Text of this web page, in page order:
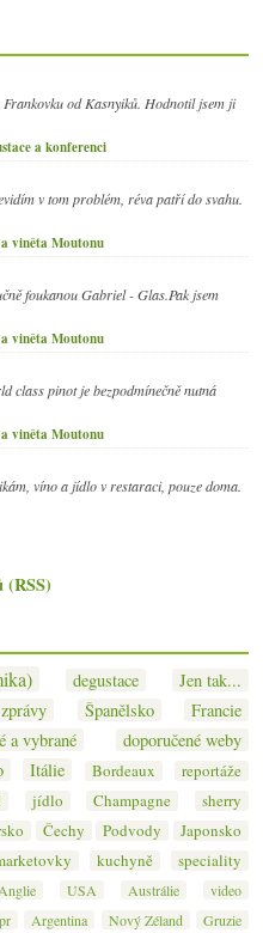
od Kasnyiků. Hodnotil jsem ji
a konferenci
v tom problém, réva patří do svahu.
viněta Moutonu
foukanou Gabriel - Glas.Pak jsem
viněta Moutonu
class pinot je bezpodmínečně nutná
viněta Moutonu
víno a jídlo v restaraci, pouze doma.
(RSS)
degustace
Jen tak...
zprávy Španělsko
Francie
a vybrané
doporučené weby
Itálie Bordeaux
reportáže
jídlo Champagne
sherry
Čechy Podvody
Japonsko
kuchyně
speciality
Anglie USA Austrálie
video
Argentina Nový Zéland Gruzie